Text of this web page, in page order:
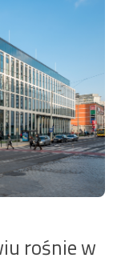
rośnie w